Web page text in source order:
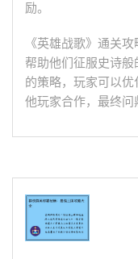
励。
《英雄战歌》通关
帮助他们征服史诗
的策略，玩家可以
他玩家合作，最终问